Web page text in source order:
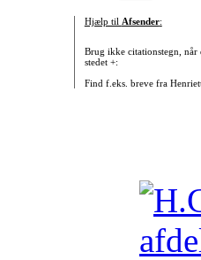
Hjælp til Afsender:
Brug ikke citationstegn, når
stedet +:
Find f.eks. breve fra